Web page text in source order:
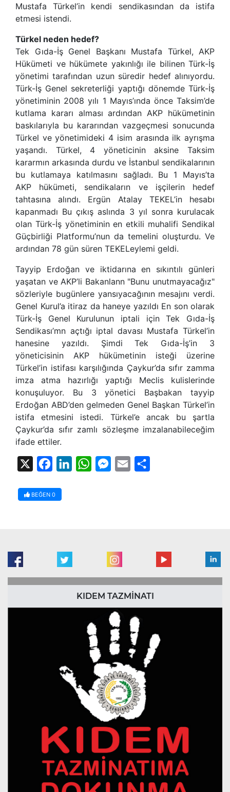
Mustafa Türkel’in kendi sendikasından da istifa
etmesi istendi.
Türkel neden hedef?
Tek Gıda-İş Genel Başkanı Mustafa Türkel, AKP
Hükümeti ve hükümete yakınlığı ile bilinen Türk-İş
yönetimi tarafından uzun süredir hedef alınıyordu.
Türk-İş Genel sekreterliği yaptığı dönemde Türk-İş
yönetiminin 2008 yılı 1 Mayıs’ında önce Taksim’de
kutlama kararı alması ardından AKP hükümetinin
baskılarıyla bu kararından vazgeçmesi sonucunda
Türkel ve yönetimideki 4 isim arasında ilk ayrışma
yaşandı. Türkel, 4 yöneticinin aksine Taksim
kararmın arkasında durdu ve İstanbul sendikalarının
bu kutlamaya katılmasını sağladı. Bu 1 Mayıs’ta
AKP hükümeti, sendikaların ve işçilerin hedef
tahtasına alındı. Ergün Atalay TEKEL’in hesabı
kapanmadı Bu çıkış aslında 3 yıl sonra kurulacak
olan Türk-İş yönetiminin en etkili muhalifi Sendikal
Güçbirliği Platformu’nun da temelini oluşturdu. Ve
ardından 78 gün süren TEKELeylemi geldi.
Tayyip Erdoğan ve iktidarına en sıkıntılı günleri
yaşatan ve AKP’li Bakanlann "Bunu unutmayacağız"
sözleriyle bugünlere yansıyacağının mesajını verdi.
Genel Kurul’a itiraz da haneye yazıldı En son olarak
Türk-İş Genel Kurulunun iptali için Tek Gıda-İş
Sendikası’mn açtığı iptal davası Mustafa Türkel’in
hanesine yazıldı. Şimdi Tek Gıda-İş’in 3
yöneticisinin AKP hükümetinin isteği üzerine
Türkel’in istifası karşılığında Çaykur’da sıfır zamma
imza atma hazırlığı yaptığı Meclis kulislerinde
konuşuluyor. Bu 3 yönetici Başbakan tayyip
Erdoğan ABD’den gelmeden Genel Başkan Türkel’in
istifa etmesini istedi. Türkel’e ancak bu şartla
Çaykur’da sıfır zamlı sözleşme imzalanabileceğim
ifade ettiler.
FacebookLinkedInWhatsAppMessenger
Email
BEĞEN 0
KIDEM TAZMİNATI